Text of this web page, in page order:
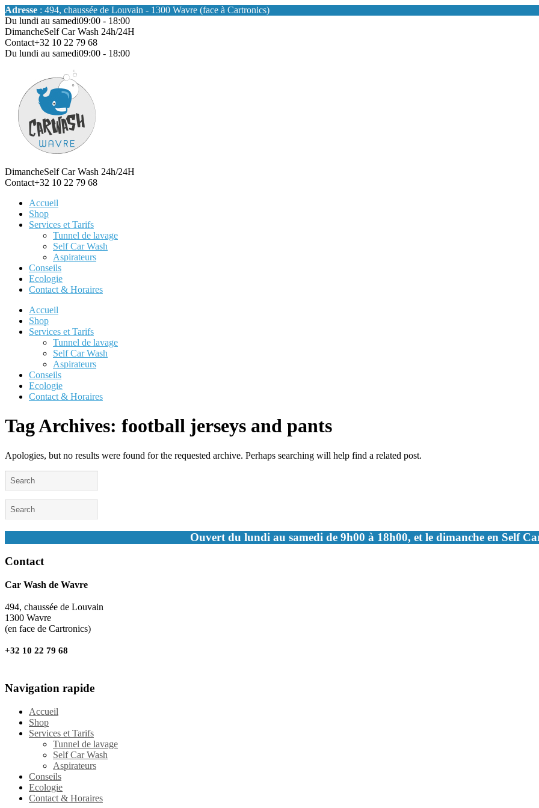
Adresse : 494, chaussée de Louvain - 1300 Wavre (face à Cartronics)
Du lundi au samedi09:00 - 18:00
DimancheSelf Car Wash 24h/24H
Contact+32 10 22 79 68
Du lundi au samedi09:00 - 18:00
DimancheSelf Car Wash 24h/24H
Contact+32 10 22 79 68
Accueil
Shop
Services et Tarifs
Tunnel de lavage
Self Car Wash
Aspirateurs
Conseils
Ecologie
Contact & Horaires
Accueil
Shop
Services et Tarifs
Tunnel de lavage
Self Car Wash
Aspirateurs
Conseils
Ecologie
Contact & Horaires
Tag Archives: football jerseys and pants
Apologies, but no results were found for the requested archive. Perhaps searching will help find a related post.
Ouvert du lundi au samedi de 9h00 à 18h00, et le dimanche en Self
Contact
Car Wash de Wavre
494, chaussée de Louvain
1300 Wavre
(en face de Cartronics)
+32 10 22 79 68
Navigation rapide
Accueil
Shop
Services et Tarifs
Tunnel de lavage
Self Car Wash
Aspirateurs
Conseils
Ecologie
Contact & Horaires